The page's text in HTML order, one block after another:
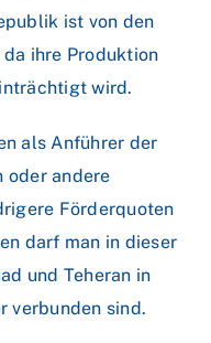
ist von den
da ihre Produktion
wird.
als Anführer der
oder andere
Förderquoten
darf man in dieser
und Teheran in
verbunden sind.